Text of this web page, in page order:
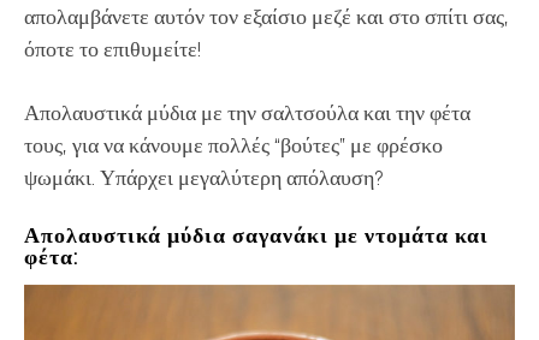
απολαμβάνετε αυτόν τον εξαίσιο μεζέ και στο σπίτι σας,
όποτε το επιθυμείτε!
Απολαυστικά μύδια με την σαλτσούλα και την φέτα
τους, για να κάνουμε πολλές “βούτες” με φρέσκο
ψωμάκι. Υπάρχει μεγαλύτερη απόλαυση?
Απολαυστικά μύδια σαγανάκι με ντομάτα και
φέτα: